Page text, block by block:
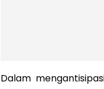
Dalam